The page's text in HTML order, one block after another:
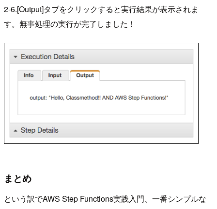
2-6.[Output]タブをクリックすると実行結果が表示されま
す。無事処理の実行が完了しました！
まとめ
という訳でAWS Step Functions実践入門、一番シンプルな